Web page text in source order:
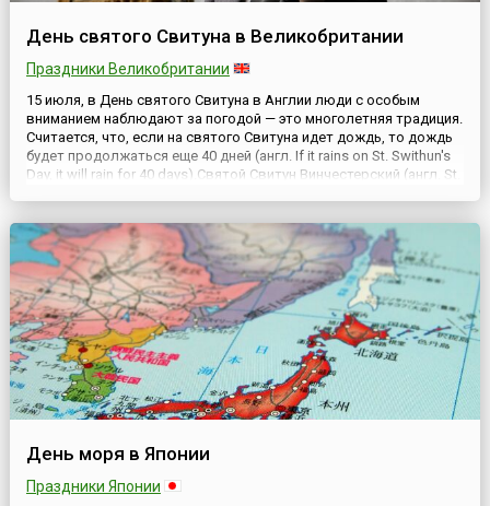
День святого Свитуна в Великобритании
Праздники Великобритании
15 июля, в День святого Свитуна в Англии люди с особым
вниманием наблюдают за погодой — это многолетняя традиция.
Считается, что, если на святого Свитуна идет дождь, то дождь
будет продолжаться еще 40 дней (англ. If it rains on St. Swithun's
Day, it will rain for 40 days).Святой Свитун Винчестерский (англ. St.
День моря в Японии
Праздники Японии